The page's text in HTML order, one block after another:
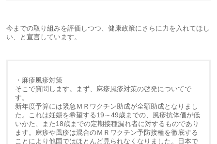
今までの取り組みを評価しつつ、健康政策にさらに力を入れてほし
い、と宣言しています。
・麻疹風疹対策
そこで質問します。まず、麻疹風疹対策の啓発についてで
す。
新年度予算には緊急ＭＲワクチン助成が全額助成となりまし
た。これは妊娠を希望する19～49歳までの、風疹抗体価が低
いかた、また18歳までの定期接種漏れ者に対するものであり
ます。麻疹や風疹は混合のＭＲワクチン予防接種を徹底する
ことにより他国ではほとんど見られなくなりました。日本で